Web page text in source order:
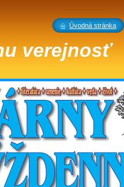
verejnosť
Úvodná stránka